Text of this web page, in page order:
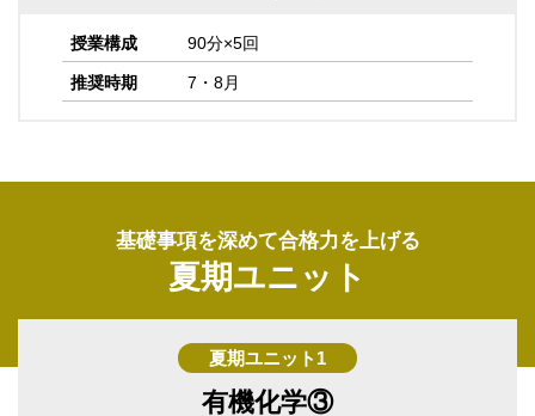
授業構成 90分×5回
推奨時期 7・8月
基礎事項を深めて合格力を上げる
夏期ユニット
夏期ユニット1
有機化学③